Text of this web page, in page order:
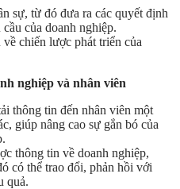
sự, từ đó đưa ra các quyết định
của doanh nghiệp.
chiến lược phát triển của
nghiệp và nhân viên
thông tin đến nhân viên một
giúp nâng cao sự gắn bó của
thông tin về doanh nghiệp,
có thể trao đổi, phản hồi với
quả.